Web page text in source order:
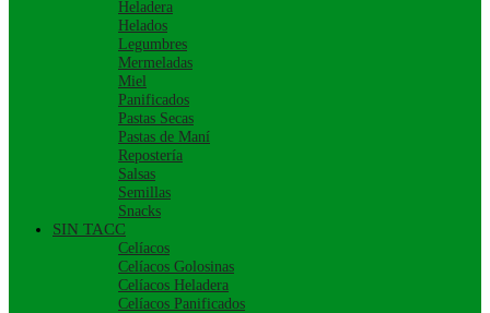
Heladera
Helados
Legumbres
Mermeladas
Miel
Panificados
Pastas Secas
Pastas de Maní
Repostería
Salsas
Semillas
Snacks
SIN TACC
Celíacos
Celíacos Golosinas
Celíacos Heladera
Celíacos Panificados